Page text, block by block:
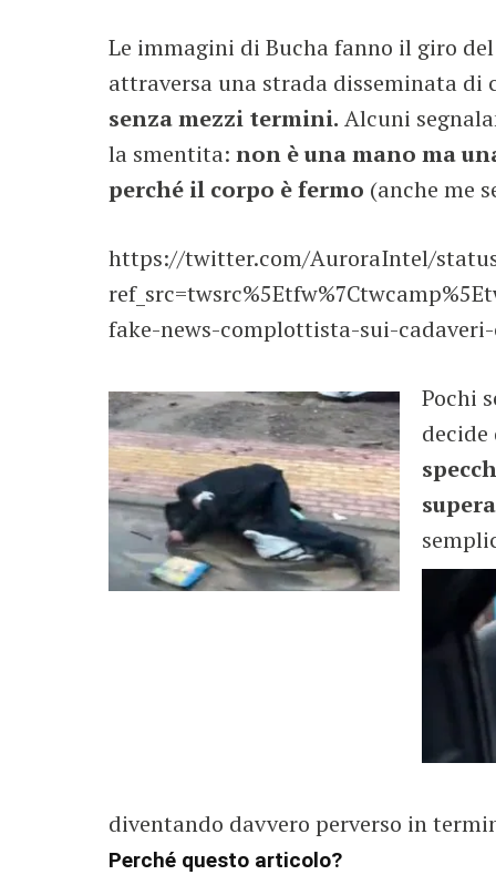
Le immagini di Bucha fanno il giro
attraversa una strada disseminata di
senza mezzi termini. Alcuni
la smentita: non è una mano ma
perché il corpo è fermo (anche me
https://twitter.com/AuroraIntel/
fake-news-complottista-sui-
Pochi
diventando davvero perverso in
Perché questo articolo?